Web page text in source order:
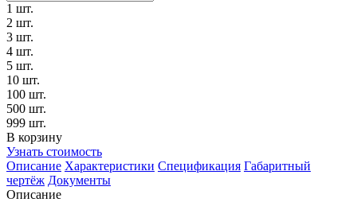
1 шт.
2 шт.
3 шт.
4 шт.
5 шт.
10 шт.
100 шт.
500 шт.
999 шт.
В корзину
Узнать стоимость
Описание Характеристики Спецификация Габаритный
чертёж Документы
Описание